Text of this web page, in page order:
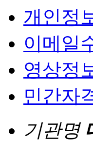
개인정
이메일
영상정
민간자
기관명